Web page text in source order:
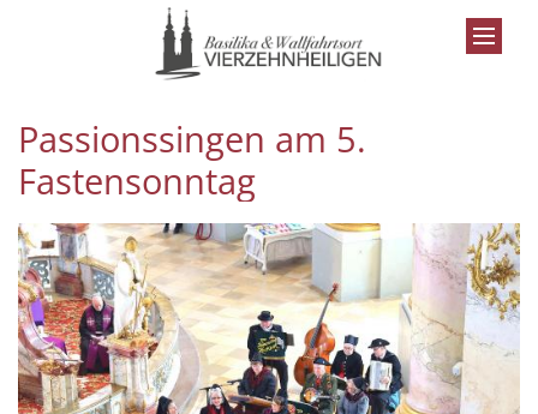
Zum Inhalt springen
Passionssingen am 5.
Fastensonntag